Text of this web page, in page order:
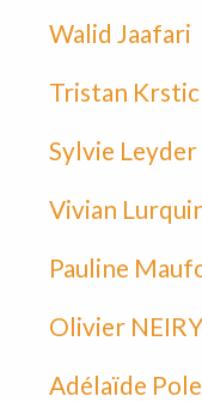
Walid Jaafari
Tristan Krstic
Sylvie Leyder
Vivian
Pauline
Olivier
Adélaïde